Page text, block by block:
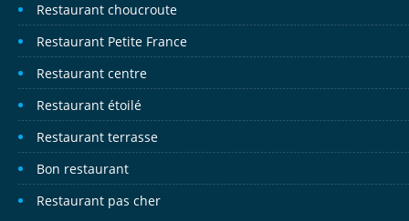
Restaurant choucroute
Restaurant Petite France
Restaurant centre
Restaurant étoilé
Restaurant terrasse
Bon restaurant
Restaurant pas cher